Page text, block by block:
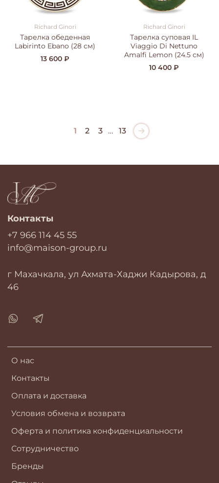
Richard Ginori
Тарелка обеденная
Labirinto Ebano (28 см)
13 600 ₽
Richard Ginori
Тарелка суповая IL
Viaggio Di Nettuno
Amalfi Lemon (24.5 см)
10 400 ₽
1 2 3 … 13
О нас
Контакты
Оплата и доставка
Условия обмена и возврата
Оферта и политика конфиденциальности
Сотрудничество
Бренды
Контакты
+7 966 114 45 55
info@maison-group.ru
г Махачкала, ул Ахмата-Хаджи Кадырова, д
46